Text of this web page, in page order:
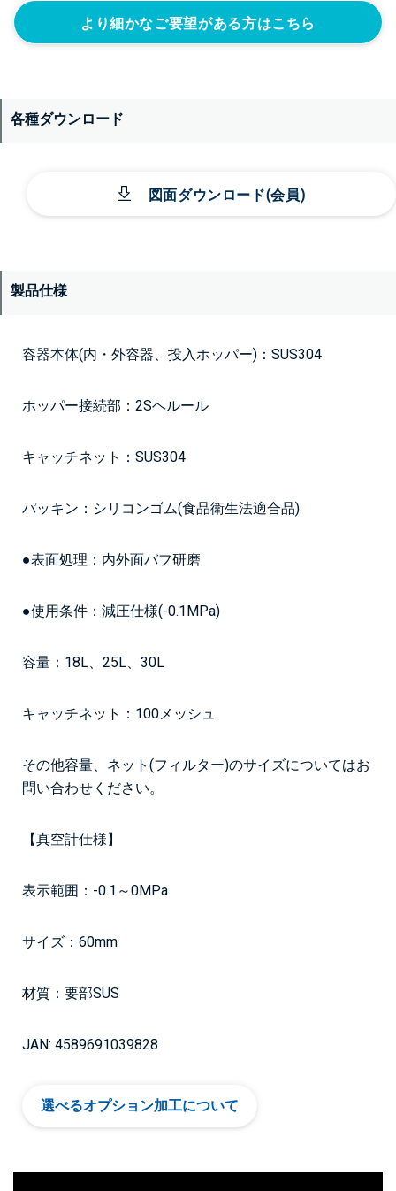
より細かなご要望がある方はこちら
各種ダウンロード
図面ダウンロード(会員)
製品仕様
容器本体(内・外容器、投入ホッパー)：SUS304
ホッパー接続部：2Sヘルール
キャッチネット：SUS304
パッキン：シリコンゴム(食品衛生法適合品)
●表面処理：内外面バフ研磨
●使用条件：減圧仕様(-0.1MPa)
容量：18L、25L、30L
キャッチネット：100メッシュ
その他容量、ネット(フィルター)のサイズについてはお
問い合わせください。
【真空計仕様】
表示範囲：-0.1～0MPa
サイズ：60mm
材質：要部SUS
JAN: 4589691039828
選べるオプション加工について